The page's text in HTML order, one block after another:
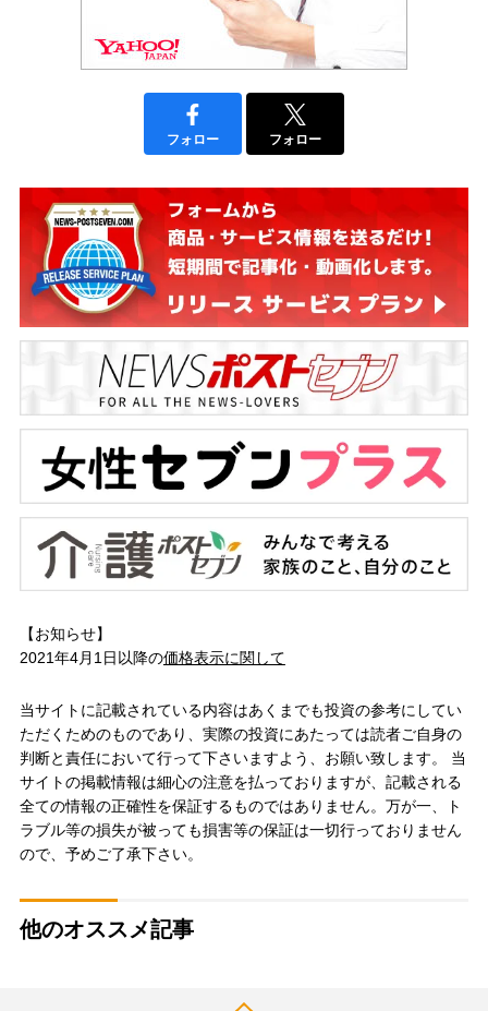
フォロー フォロー
【お知らせ】
2021年4月1日以降の価格表示に関して
当サイトに記載されている内容はあくまでも投資の参考にしてい
ただくためのものであり、実際の投資にあたっては読者ご自身の
判断と責任において行って下さいますよう、お願い致します。 当
サイトの掲載情報は細心の注意を払っておりますが、記載される
全ての情報の正確性を保証するものではありません。万が一、ト
ラブル等の損失が被っても損害等の保証は一切行っておりません
ので、予めご了承下さい。
他のオススメ記事